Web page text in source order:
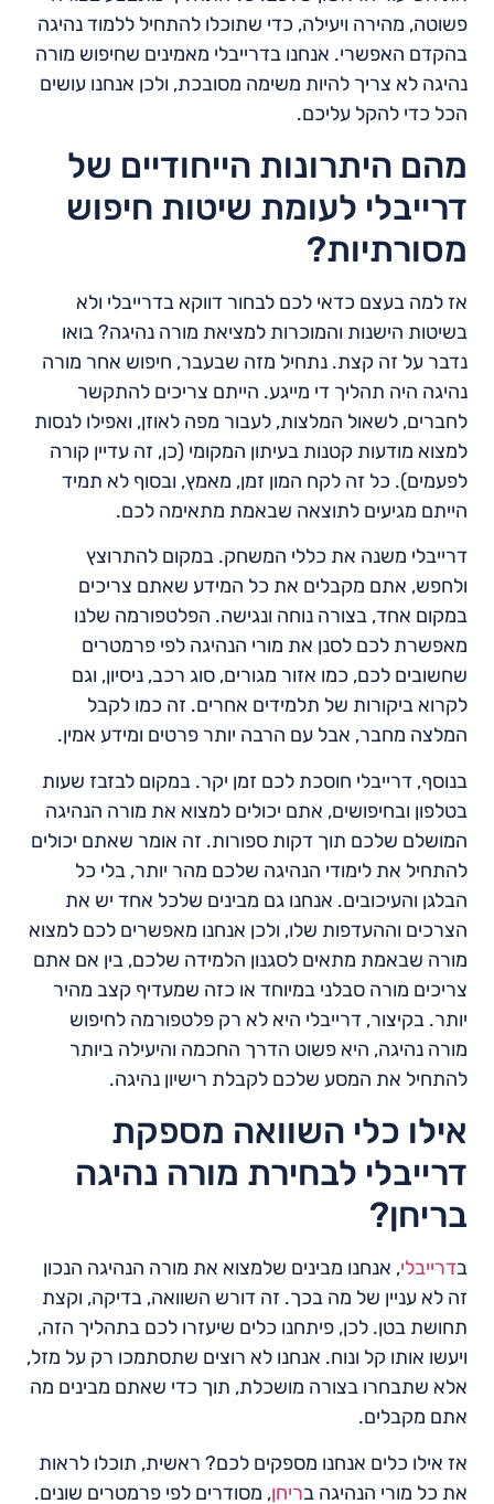
פשוטה, מהירה ויעילה, כדי שתוכלו להתחיל ללמוד נהיגה
בהקדם האפשרי. אנחנו בדרייבלי מאמינים שחיפוש מורה
נהיגה לא צריך להיות משימה מסובכת, ולכן אנחנו עושים
הכל כדי להקל עליכם.
מהם היתרונות הייחודיים של
דרייבלי לעומת שיטות חיפוש
מסורתיות?
אז למה בעצם כדאי לכם לבחור דווקא בדרייבלי ולא
בשיטות הישנות והמוכרות למציאת מורה נהיגה? בואו
נדבר על זה קצת. נתחיל מזה שבעבר, חיפוש אחר מורה
נהיגה היה תהליך די מייגע. הייתם צריכים להתקשר
לחברים, לשאול המלצות, לעבור מפה לאוזן, ואפילו לנסות
למצוא מודעות קטנות בעיתון המקומי (כן, זה עדיין קורה
לפעמים). כל זה לקח המון זמן, מאמץ, ובסוף לא תמיד
הייתם מגיעים לתוצאה שבאמת מתאימה לכם.
דרייבלי משנה את כללי המשחק. במקום להתרוצץ
ולחפש, אתם מקבלים את כל המידע שאתם צריכים
במקום אחד, בצורה נוחה ונגישה. הפלטפורמה שלנו
מאפשרת לכם לסנן את מורי הנהיגה לפי פרמטרים
שחשובים לכם, כמו אזור מגורים, סוג רכב, ניסיון, וגם
לקרוא ביקורות של תלמידים אחרים. זה כמו לקבל
המלצה מחבר, אבל עם הרבה יותר פרטים ומידע אמין.
בנוסף, דרייבלי חוסכת לכם זמן יקר. במקום לבזבז שעות
בטלפון ובחיפושים, אתם יכולים למצוא את מורה הנהיגה
המושלם שלכם תוך דקות ספורות. זה אומר שאתם יכולים
להתחיל את לימודי הנהיגה שלכם מהר יותר, בלי כל
הבלגן והעיכובים. אנחנו גם מבינים שלכל אחד יש את
הצרכים וההעדפות שלו, ולכן אנחנו מאפשרים לכם למצוא
מורה שבאמת מתאים לסגנון הלמידה שלכם, בין אם אתם
צריכים מורה סבלני במיוחד או כזה שמעדיף קצב מהיר
יותר. בקיצור, דרייבלי היא לא רק פלטפורמה לחיפוש
מורה נהיגה, היא פשוט הדרך החכמה והיעילה ביותר
להתחיל את המסע שלכם לקבלת רישיון נהיגה.
אילו כלי השוואה מספקת
דרייבלי לבחירת מורה נהיגה
בריחן?
בדרייבלי, אנחנו מבינים שלמצוא את מורה הנהיגה הנכון
זה לא עניין של מה בכך. זה דורש השוואה, בדיקה, וקצת
תחושת בטן. לכן, פיתחנו כלים שיעזרו לכם בתהליך הזה,
ויעשו אותו קל ונוח. אנחנו לא רוצים שתסתמכו רק על מזל,
אלא שתבחרו בצורה מושכלת, תוך כדי שאתם מבינים מה
אתם מקבלים.
אז אילו כלים אנחנו מספקים לכם? ראשית, תוכלו לראות
את כל מורי הנהיגה בריחן, מסודרים לפי פרמטרים שונים.